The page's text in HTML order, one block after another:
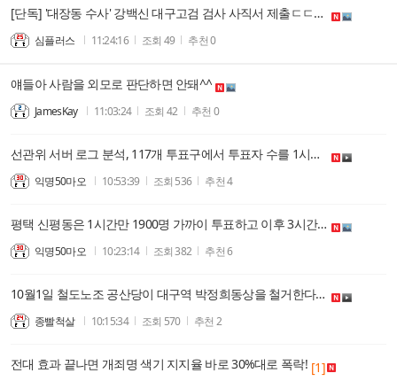
[단독] '대장동 수사' 강백신 대구고검 검사 사직서 제출ㄷㄷㄷㄷㄷ
심플러스 11:24:16 조회 49 추천0
얘들아 사람을 외모로 판단하면 안돼^^
JamesKay 11:03:24 조회 42 추천 0
선관위 서버 로그 분석, 117개 투표구에서 투표자 수를 1시간 30분 전에 입력
익명50마오 10:53:39 조회 536 추천4
평택 신평동은 1시간만 1900명 가까이 투표하고 이후 3시간 동안 1명도 투표 안함.JPG
익명50마오 10:23:14 조회382 추천6
10월1일 철도노조 공산당이 대구역 박정희동상을 철거한다네.
종빨척살 10:15:34 조회 570 추천 2
전대 효과 끝나면 개죄명 색기 지지율 바로 30%대로 폭락! [1]